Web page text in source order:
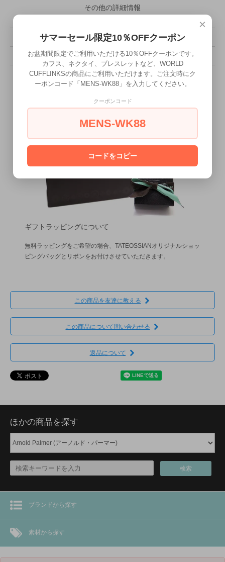
その他の詳細情報
販売価格 53,900円(税込)
型番 BR0403
ギフトラッピングについて
無料ラッピングをご希望の場合、TATEOSSIANオリジナルショッ
ピングバッグとリボンをお付けさせていただきます。
この商品を友達に教える
この商品について問い合わせる
返品について
ほかの商品を探す
検索
ブランドから探す
素材から探す
×
サマーセール限定10％OFFクーポン
お盆期間限定でご利用いただける10％OFFクーポンです。
カフス、ネクタイ、ブレスレットなど、WORLD
CUFFLINKSの商品にご利用いただけます。ご注文時にク
ーポンコード「MENS-WK88」を入力してください。
クーポンコード
MENS-WK88
コードをコピー